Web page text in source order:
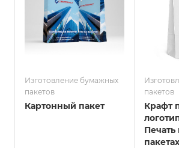
Изготовление бумажных
пакетов
Картонный пакет
пакетов
Крафт
Печать